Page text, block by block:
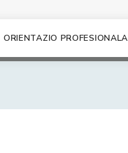
ORIENTAZIO PROFESIONALA